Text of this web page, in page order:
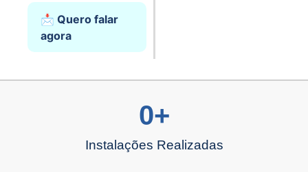
📩 Quero falar
agora
Instalações Realizadas
0+